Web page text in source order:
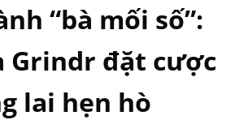
“bà mối số”:
Grindr đặt cược
lai hẹn hò